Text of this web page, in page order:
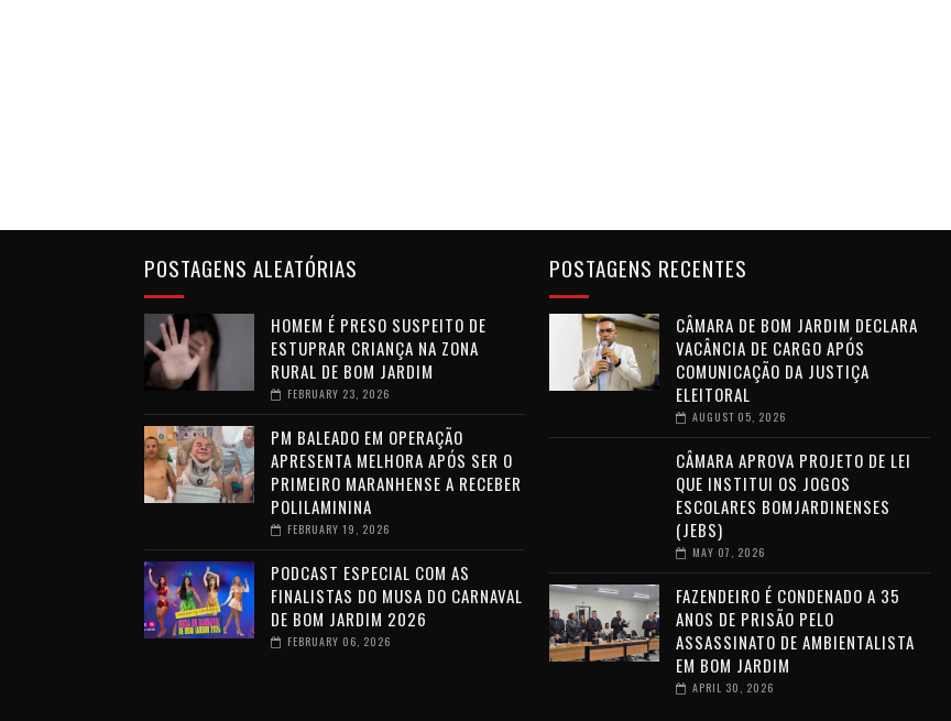
POSTAGENS ALEATÓRIAS
HOMEM É PRESO SUSPEITO DE
ESTUPRAR CRIANÇA NA ZONA
RURAL DE BOM JARDIM
FEBRUARY 23, 2026
PM BALEADO EM OPERAÇÃO
APRESENTA MELHORA APÓS SER O
PRIMEIRO MARANHENSE A RECEBER
POLILAMININA
FEBRUARY 19, 2026
PODCAST ESPECIAL COM AS
FINALISTAS DO MUSA DO CARNAVAL
DE BOM JARDIM 2026
FEBRUARY 06, 2026
POSTAGENS RECENTES
CÂMARA DE BOM JARDIM DECLARA
VACÂNCIA DE CARGO APÓS
COMUNICAÇÃO DA JUSTIÇA
ELEITORAL
AUGUST 05, 2026
CÂMARA APROVA PROJETO DE LEI
QUE INSTITUI OS JOGOS
ESCOLARES BOMJARDINENSES
(JEBS)
MAY 07, 2026
FAZENDEIRO É CONDENADO A 35
ANOS DE PRISÃO PELO
ASSASSINATO DE AMBIENTALISTA
EM BOM JARDIM
APRIL 30, 2026